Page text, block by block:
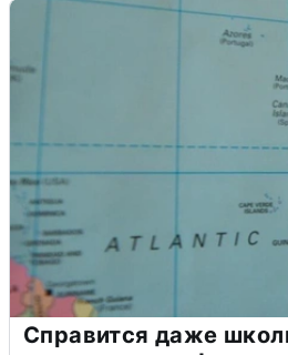
Справится даже